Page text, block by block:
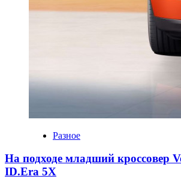
Разное
На подходе младший кроссовер
ID.Era 5X